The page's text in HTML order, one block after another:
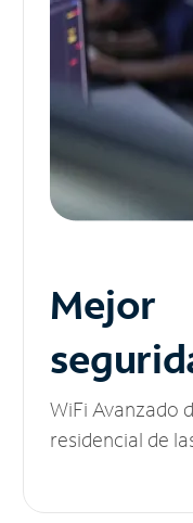
Mejor
WiFi Avanzado
residencial de